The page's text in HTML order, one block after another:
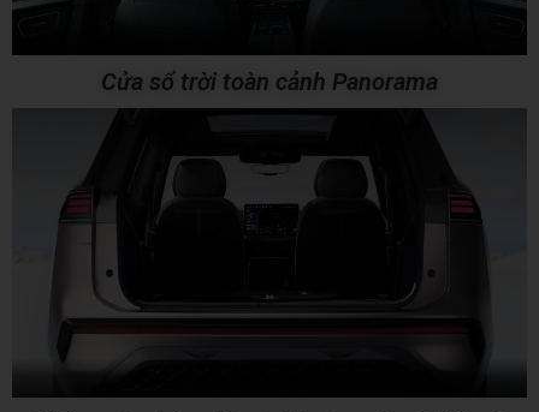
Cửa sổ trời toàn cảnh Panorama